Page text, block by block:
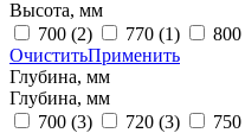
Высота, мм
700 (2) 770 (1) 800
ОчиститьПрименить
Глубина, мм
Глубина, мм
700 (3) 720 (3) 750